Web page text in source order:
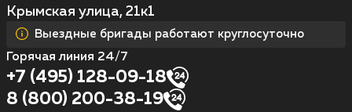
Крымская улица, 21к1
Выездные бригады работают круглосуточно
Горячая линия 24/7
+7 (495) 128-09-18
8 (800) 200-38-19